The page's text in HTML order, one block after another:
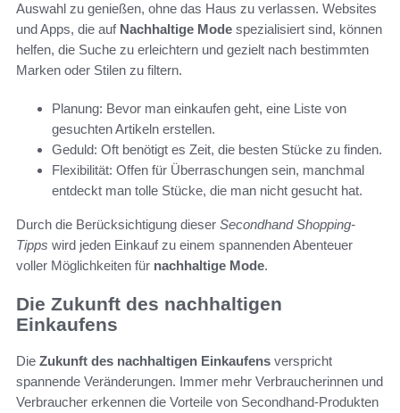
Auswahl zu genießen, ohne das Haus zu verlassen. Websites
und Apps, die auf Nachhaltige Mode spezialisiert sind, können
helfen, die Suche zu erleichtern und gezielt nach bestimmten
Marken oder Stilen zu filtern.
Planung: Bevor man einkaufen geht, eine Liste von
gesuchten Artikeln erstellen.
Geduld: Oft benötigt es Zeit, die besten Stücke zu finden.
Flexibilität: Offen für Überraschungen sein, manchmal
entdeckt man tolle Stücke, die man nicht gesucht hat.
Durch die Berücksichtigung dieser Secondhand Shopping-
Tipps wird jeden Einkauf zu einem spannenden Abenteuer
voller Möglichkeiten für nachhaltige Mode.
Die Zukunft des nachhaltigen
Einkaufens
Die Zukunft des nachhaltigen Einkaufens verspricht
spannende Veränderungen. Immer mehr Verbraucherinnen und
Verbraucher erkennen die Vorteile von Secondhand-Produkten